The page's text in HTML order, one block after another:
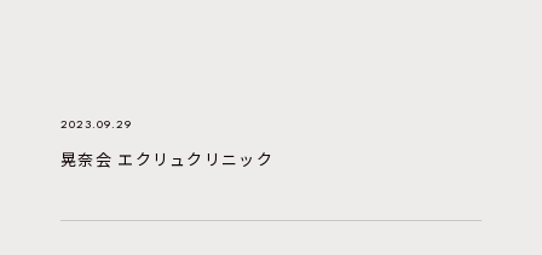
2023.09.29
晃奈会 エクリュクリニック